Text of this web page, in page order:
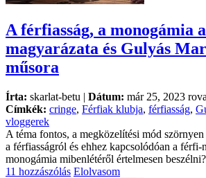
A férfiasság, a monogámia
magyarázata és Gulyás
műsora
Írta: skarlat-betu | Dátum: már 25, 2023
Címkék: cringe, Férfiak klubja, férfiasság,
vloggerek
A téma fontos, a megközelítési mód
a férfiasságról és ehhez kapcsolódóan a férfi-
monogámia mibenlétéről értelmesen beszélni?
11 hozzászólás Elolvasom